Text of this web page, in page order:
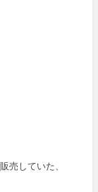
売していた、